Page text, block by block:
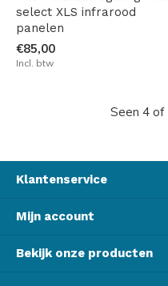
select XLS infrarood
panelen
€85,00
Incl. btw
Seen 4
Klantenservice
Mijn account
Bekijk onze producten